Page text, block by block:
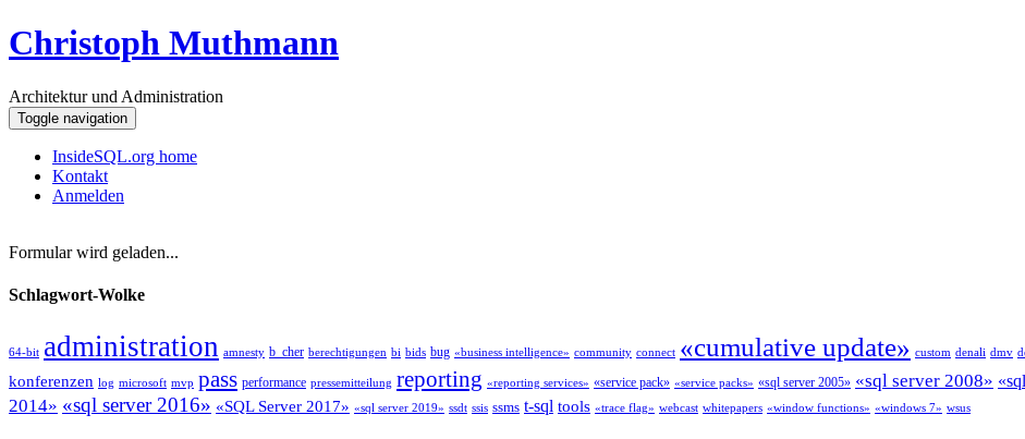
Christoph Muthmann
Architektur und Administration
Toggle navigation
InsideSQL.org home
Kontakt
Anmelden
Formular wird geladen...
Schlagwort-Wolke
64-bit administration amnesty b_cher berechtigungen bi bids bug «business intelligence» community connect «cumulative update» custom denali dmv
konferenzen log microsoft mvp pass performance pressemitteilung reporting «reporting services» «service pack» «service packs» «sql server 2005» «sql server 2008»
2014» «sql server 2016» «SQL Server 2017» «sql server 2019» ssdt ssis ssms t-sql tools «trace flag» webcast whitepapers «window functions» «windows 7» wsus